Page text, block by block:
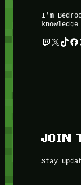
I’m
Twitch X TikTok Facebook
JOIN
Stay